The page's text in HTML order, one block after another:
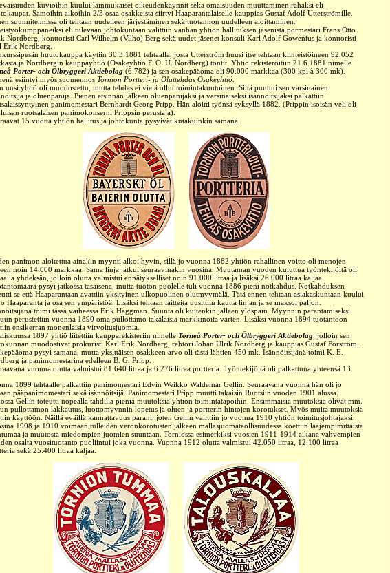
kuvioihin kuului lainmukaiset oikeudenkäynnit sekä omaisuuden muuttaminen rahaksi eli
Samoihin aikoihin 2/3 osaa osakkeista siirtyi Haaparantalaiselle kauppias Gustaf Adolf Utterströmille.
suunnitelmissa oli tehtaan uudelleen järjestäminen sekä tuotannon uudelleen aloittaminen.
eli tulevaan johtokuntaan valittiin vanhan yhtiön hallituksen jäsenistä pormestari Frans Otto
Nordberg, konttoristi Carl Wilhelm (Vilho) Berg sekä uudet jäsenet konsuli Karl Adolf Gowenius ja konttoristi
Erik Nordberg.
huutokauppa käytiin 30.3.1881 tehtaalla, josta Utterström huusi itse tehtaan kiinteistöineen 92.052
ja Nordbergin kauppayhtiö (Osakeyhtiö F. O. U. Nordberg) tontit. Yhtiö rekisteröitiin 21.6.1881 nimelle
Porter- och Ölbryggeri Aktiebolag (6.782) ja sen osakepääoma oli 90.000 markkaa (300 kpl à 300 mk).
esiintyi myös suomennos Tornion Portteri- ja Oluttehdas Osakeyhtiö
uusi yhtiö oli muodostettu, mutta tehdas ei vielä ollut toimintakuntoinen. Siltä puuttui sen varsinainen
ja oluenpanija. Pienen etsinnän jälkeen oluenpanijaksi ja varsinaiseksi isännöitsijäksi palkattiin
panimomestari Bernhardt Georg Pripp. Hän aloitti työnsä syksyllä 1882. (Prippin isoisän veli oli
ruotsalaisen panimokonserni Prippsin perustaja).
15 vuotta yhtiön hallitus ja johtokunta pysyivät kutakuinkin samana.
panimon aloitettua ainakin myynti alkoi hyvin, sillä jo vuonna 1882 yhtiön rahallinen voitto oli menojen
noin 14.000 markkaa. Sama linja jatkui seuraavinakin vuosina. Muutaman vuoden kuluttua työntekijöitä oli
yhdeksän, jolloin olutta valmistui ennätykselliset noin 91.000 litraa ja lisäksi 26.000 litraa kaljaa.
pysyi jatkossa tasaisena, mutta tuoton puolelle tuli vuonna 1886 pieni notkahdus. Notkahduksen
se että Haaparantaan avattiin yksityinen ulkopuolinen olutmyymälä. Tätä ennen tehtaan asiakaskuntaan kuului
Haaparanta ja osa sen ympäristöä. Lisäksi tehtaan laitteita uusittiin kautta linjan ja se maksoi paljon.
toimi tässä vaiheessa Erik Häggman. Suunta oli kuitenkin jälleen ylöspäin. Myynnin parantamiseksi
perustettiin vuonna 1890 oma pullottamo täkäläisiä markkinoita varten. Lisäksi vuonna 1894 tuotantoon
ensikerran monenlaisia virvoitusjuomia.
1897 yhtiö liitettiin kaupparekisteriin nimelle Torneå Porter- och Ölbryggeri Aktiebolag , jolloin sen
muodostivat prokuristi Karl Erik Nordberg, rehtori Johan Ulrik Nordberg ja kauppias Gustaf Forström.
pysyi samana, mutta yksittäisen osakkeen arvo oli tästä lähtien 450 mk. Isännöitsijänä toimi K. E.
ja panimomestarina edelleen B. G. Pripp.
vuonna olutta valmistui 81.640 litraa ja 6.276 litraa portteria. Työntekijöitä oli palkattuna yhteensä 13.
1899 tehtaalle palkattiin panimomestari Edvin Weikko Waldemar Gellin. Seuraavana vuonna hän oli jo
pääpanimomestari sekä isännöitsijä. Panimomestari Pripp muutti takaisin Ruotsiin vuoden 1901 alussa.
Gellin toteutti nopealla tahdilla pieniä muutoksia yhtiön toimintatapoihin. Ensimmäisiä muutoksia olivat mm.
pullottamon lakkautus, luottomyynnin lopetus ja oluen ja portterin hintojen korotukset. Myös muita muutoksia
käyttöön. Näillä eväillä kannattavuus parani, joten Gellin valittiin jo vuonna 1910 yhtiön toimitusjohtajaksi.
1908 ja 1910 voimaan tulleiden veronkorotusten jälkeen mallasjuomateollisuudessa koettiin laajempimittaista
ja muutosta miedompien juomien suuntaan. Torniossa esimerkiksi vuosien 1911-1914 aikana vahvempien
osalta vuosituotanto puoliintui joka vuonna. Vuonna 1912 olutta valmistui 42.050 litraa, 12.100 litraa
sekä 25.400 litraa kaljaa.